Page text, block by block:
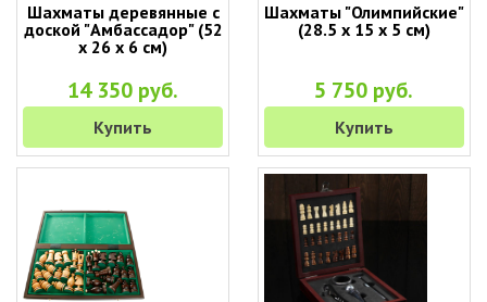
Шахматы деревянные с
доской "Амбассадор" (52
х 26 х 6 см)
14 350 руб.
Купить
Шахматы "Олимпийские"
(28.5 х 15 х 5 см)
5 750 руб.
Купить